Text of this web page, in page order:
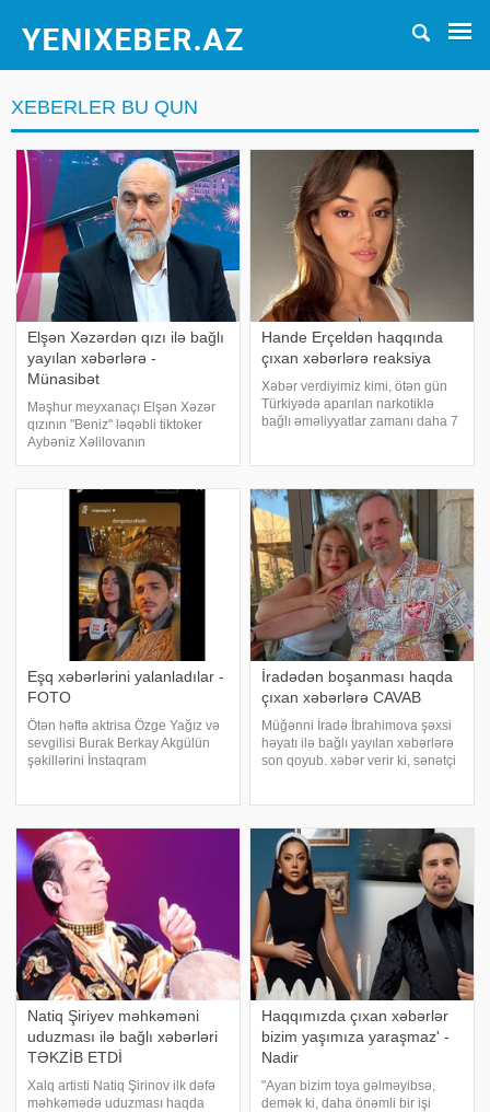
XEBERLER BU QUN
Elşən Xəzərdən qızı ilə bağlı
yayılan xəbərlərə -
Münasibət
Məşhur meyxanaçı Elşən Xəzər
qızının "Beniz" ləqəbli tiktoker
Aybəniz Xəlilovanın
münasibət bildirib. xəbər verir ki,
bu barədə "qafqazinfo"y
Hande Erçeldən haqqında
çıxan xəbərlərə reaksiya
Xəbər verdiyimiz kimi, ötən gün
Türkiyədə aparılan narkotiklə
bağlı əməliyyatlar zamanı daha 7
alına bilməyib. -un məlumatın
Eşq xəbərlərini yalanladılar -
FOTO
Ötən həftə aktrisa Özge Yağız və
sevgilisi Burak Berkay Akgülün
şəkillərini İnstaqram
verir ki, onların ayrılmasına səbəb
kimi Yağızı
İradədən boşanması haqda
çıxan xəbərlərə CAVAB
Müğənni İradə İbrahimova şəxsi
həyatı ilə bağlı yayılan xəbərlərə
son qoyub. xəbər verir ki, sənətçi
Bakıda bu qədə
Natiq Şiriyev məhkəməni
uduzması ilə bağlı xəbərləri
TƏKZİB ETDİ
Xalq artisti Natiq Şirinov ilk dəfə
məhkəmədə uduzması haqda
Haqqımızda çıxan xəbərlər
bizim yaşımıza yaraşmaz' -
Nadir
"Ayan bizim toya gəlməyibsə,
demək ki, daha önəmli bir işi